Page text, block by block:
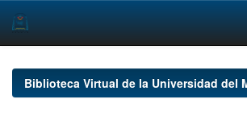
navigationBiblioteca Virtual de la Universidad del